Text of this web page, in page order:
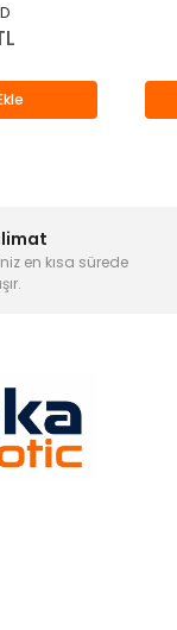
en kısa sürede